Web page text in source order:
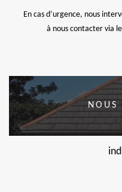
En cas d’urgence, nous
à nous contacter via
NOUS